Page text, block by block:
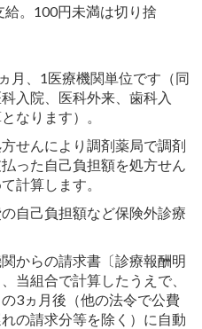
給。100円未満は切り捨
月、1医療機関単位です（同
入院、医科外来、歯科入
なります）。
せんにより調剤薬局で調剤
った自己負担額を処方せん
計算します。
自己負担額など保険外診療
からの請求書〔診療報酬明
当組合で計算したうえで、
3ヵ月後（他の法令で公費
の請求分等を除く）に自動